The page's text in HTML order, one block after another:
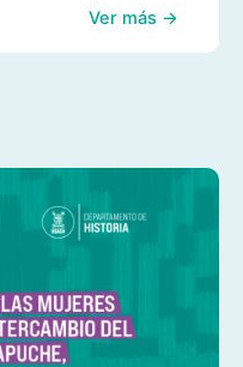
Ver más →